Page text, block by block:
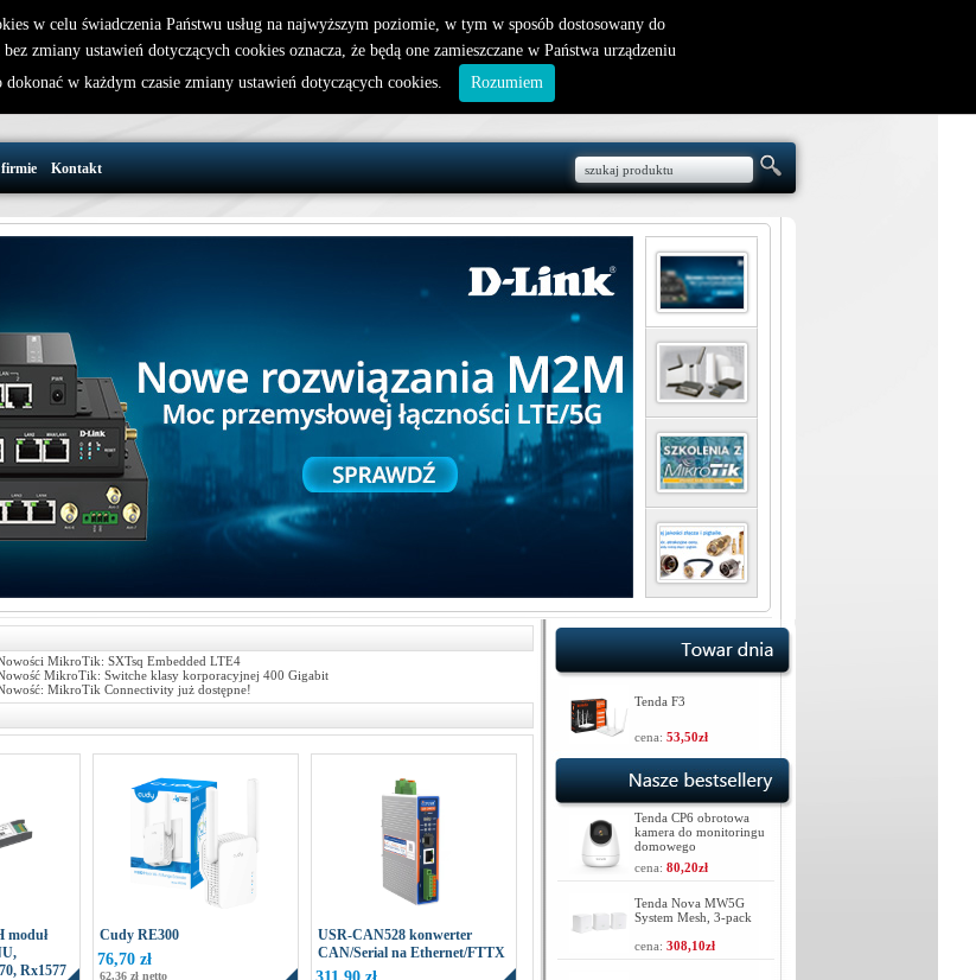
nowy klient
32 721 86 72
support@wirelesslan.com.pl
W koszyku jest 0 produktów(y)
Kontakt
MikroTik: SXTsq Embedded LTE4
MikroTik: Switche klasy korporacyjnej 400 Gigabit
MikroTik Connectivity już dostępne!
moduł
Rx1577
Cudy RE300
76,70 zł
62,36 zł netto
USR-CAN528 konwerter
CAN/Serial na Ethernet/FTTX
Tenda F3
cena: 53,50zł
Tenda CP6 obrotowa
kamera do monitoringu
domowego
cena: 80,20zł
Tenda Nova MW5G
System Mesh, 3-pack
cena: 308,10zł
w celu świadczenia Państwu usług na najwyższym poziomie, w tym w sposób dostosowany do
zmiany ustawień dotyczących cookies oznacza, że będą one zamieszczane w Państwa urządzeniu
w każdym czasie zmiany ustawień dotyczących cookies.
Rozumiem